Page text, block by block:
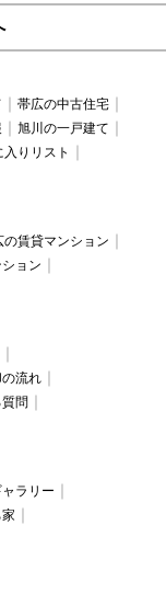
帯広の中古住宅
旭川の一戸建て
入りリスト
の賃貸マンション
ョン
流れ
問
ラリー